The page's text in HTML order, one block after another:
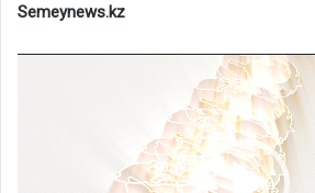
Semeynews.kz